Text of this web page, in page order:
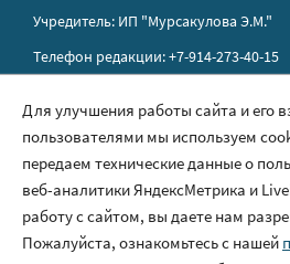
Учредитель: ИП "Мурсакулова Э.М."
Телефон редакции: +7-914-273-40-15
Правила сайта
Политика обработки персональных
Размещение рекламы
Контакты
Для улучшения работы сайта и его
пользователями мы используем
передаем технические данные о
веб-аналитики ЯндексМетрика и
работу с сайтом, вы даете нам
Пожалуйста, ознакомьтесь с нашей